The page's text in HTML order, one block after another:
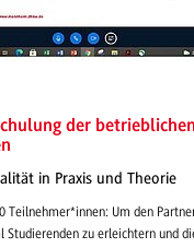
der betrieblichen
in Praxis und Theorie
Teilnehmer*innen: Um den
Studierenden zu erleichtern und